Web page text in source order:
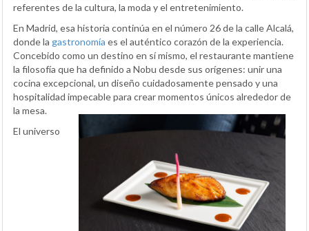
referentes de la cultura, la moda y el entretenimiento.
En Madrid, esa historia continúa en el número 26 de la calle Alcalá,
donde la gastronomía es el auténtico corazón de la experiencia.
Concebido como un destino en sí mismo, el restaurante mantiene
la filosofía que ha definido a Nobu desde sus orígenes: unir una
cocina excepcional, un diseño cuidadosamente pensado y una
hospitalidad impecable para crear momentos únicos alrededor de
la mesa.
El universo